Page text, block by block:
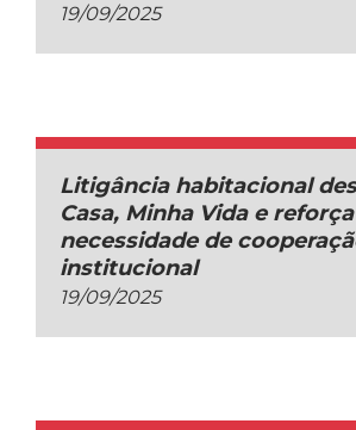
19/09/2025
Litigância habitacional
Casa, Minha Vida e reforça
necessidade de
institucional
19/09/2025